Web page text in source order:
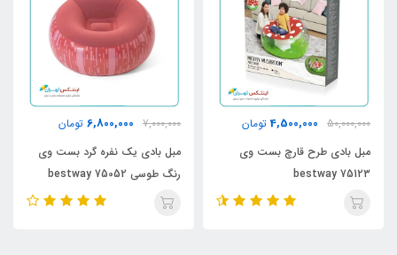
50,000,000
4,500,000 تومان
مبل بادی طرح قارچ بست وی
bestway 75123
7,000,000
6,800,000 تومان
مبل بادی یک نفره گرد بست وی
رنگ طوسی bestway 75052